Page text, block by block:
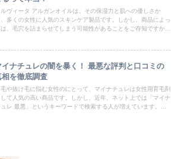
ルヴィータ アルガンオイルは、その保湿力と肌への優しさか
、多くの女性に人気のスキンケア製品です。しかし、商品によっ
、毛穴を詰まらせてしまう可能性があることをご存知ですか？
イナチュレの闇を暴く！ 最悪な評判と口コミの
相を徹底調査
や抜け毛に悩む女性のにとって、マイナチュレは女性用育毛剤
して人気の高い商品です。しかし、近年、ネット上では「マイナ
レ 最悪」というキーワードで検索する人が増えています。果